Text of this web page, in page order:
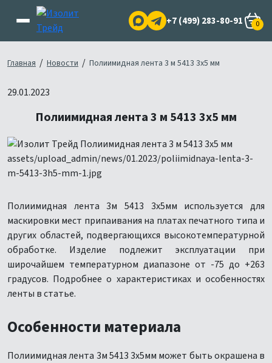
+7 (499) 283-80-91 0
Главная / Новости / Полиимидная лента 3 м 5413 3х5 мм
29.01.2023
Полиимидная лента 3 м 5413 3х5 мм
Полиимидная лента 3м 5413 3х5мм используется для
маскировки мест припаивания на платах печатного типа и
других областей, подвергающихся высокотемпературной
обработке. Изделие подлежит эксплуатации при
широчайшем температурном диапазоне от -75 до +263
градусов. Подробнее о характеристиках и особенностях
ленты в статье.
Особенности материала
Полиимидная лента 3м 5413 3х5мм может быть окрашена в